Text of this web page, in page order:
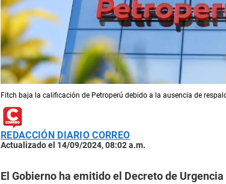
Fitch baja la calificación de Petroperú debido a la ausencia de
REDACCIÓN DIARIO CORREO
Actualizado el 14/09/2024, 08:02 a.m.
El Gobierno ha emitido el Decreto de